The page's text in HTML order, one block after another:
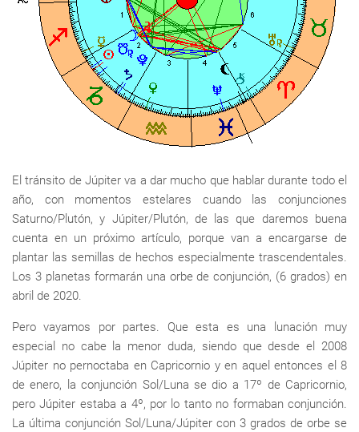
El tránsito de Júpiter va a dar mucho que hablar durante todo el
año, con momentos estelares cuando las conjunciones
Saturno/Plutón, y Júpiter/Plutón, de las que daremos buena
cuenta en un próximo artículo, porque van a encargarse de
plantar las semillas de hechos especialmente trascendentales.
Los 3 planetas formarán una orbe de conjunción, (6 grados) en
abril de 2020.
Pero vayamos por partes. Que esta es una lunación muy
especial no cabe la menor duda, siendo que desde el 2008
Júpiter no pernoctaba en Capricornio y en aquel entonces el 8
de enero, la conjunción Sol/Luna se dio a 17º de Capricornio,
pero Júpiter estaba a 4º, por lo tanto no formaban conjunción.
La última conjunción Sol/Luna/Júpiter con 3 grados de orbe se